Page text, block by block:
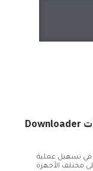
مجموعة أكواد تطبيقات Downloader
ساهم تطبيق Downloader في تسهيل عملية
مختلف الأجهزة